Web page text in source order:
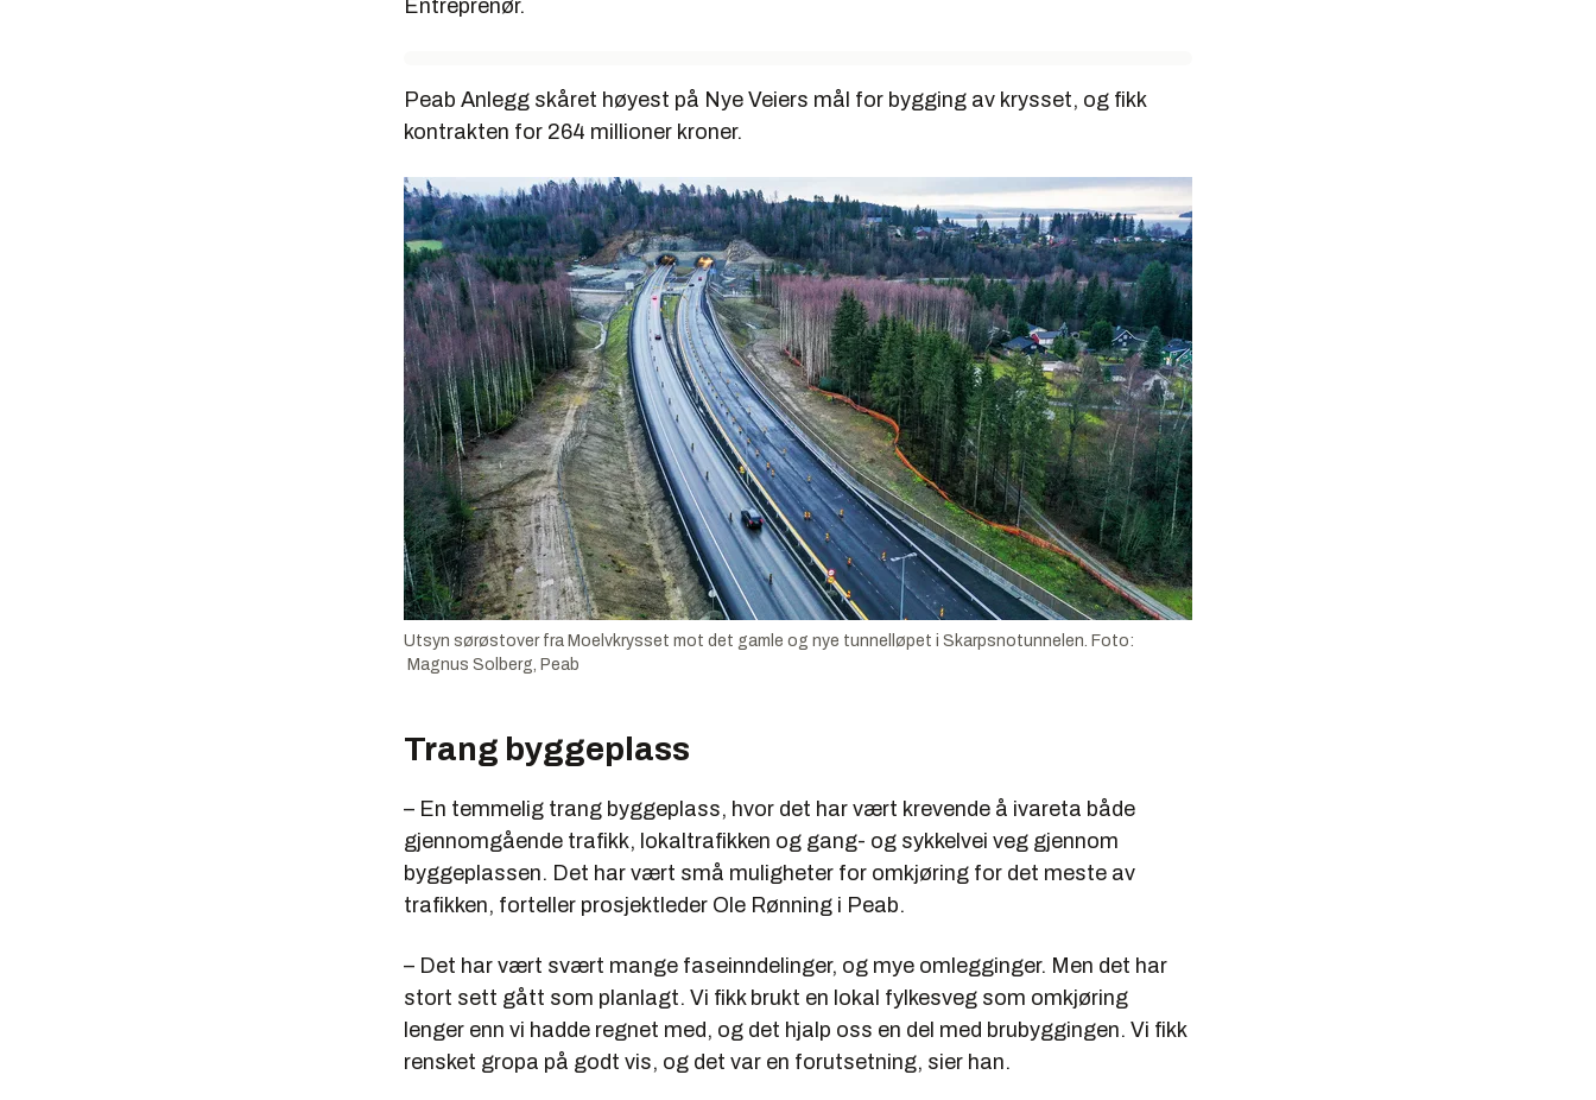
Entreprenør.
Peab Anlegg skåret høyest på Nye Veiers mål for bygging av krysset, og fikk
kontrakten for 264 millioner kroner.
Utsyn sørøstover fra Moelvkrysset mot det gamle og nye tunnelløpet i Skarpsnotunnelen. Foto:
Magnus Solberg, Peab
Trang byggeplass
– En temmelig trang byggeplass, hvor det har vært krevende å ivareta både
gjennomgående trafikk, lokaltrafikken og gang- og sykkelvei veg gjennom
byggeplassen. Det har vært små muligheter for omkjøring for det meste av
trafikken, forteller prosjektleder Ole Rønning i Peab.
– Det har vært svært mange faseinndelinger, og mye omlegginger. Men det har
stort sett gått som planlagt. Vi fikk brukt en lokal fylkesveg som omkjøring
lenger enn vi hadde regnet med, og det hjalp oss en del med brubyggingen. Vi fikk
rensket gropa på godt vis, og det var en forutsetning, sier han.